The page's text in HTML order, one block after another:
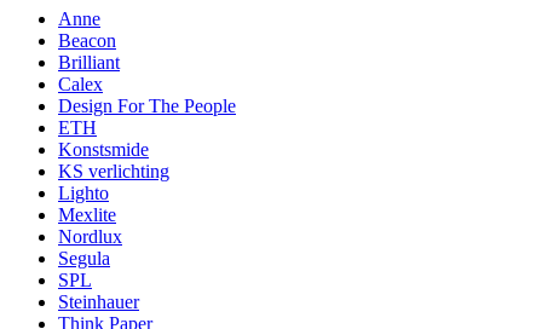
Anne
Beacon
Brilliant
Calex
Design For The People
ETH
Konstsmide
KS verlichting
Lighto
Mexlite
Nordlux
Segula
SPL
Steinhauer
Think Paper